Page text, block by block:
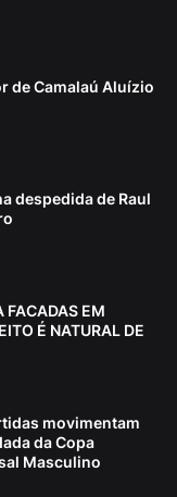
de Camalaú Aluízio
despedida de Raul
FACADAS EM
É NATURAL DE
movimentam
da Copa
Masculino